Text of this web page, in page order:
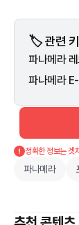
🏷️ 관련
파나메라
파나메라
정확한 정보는 겟
파나메라